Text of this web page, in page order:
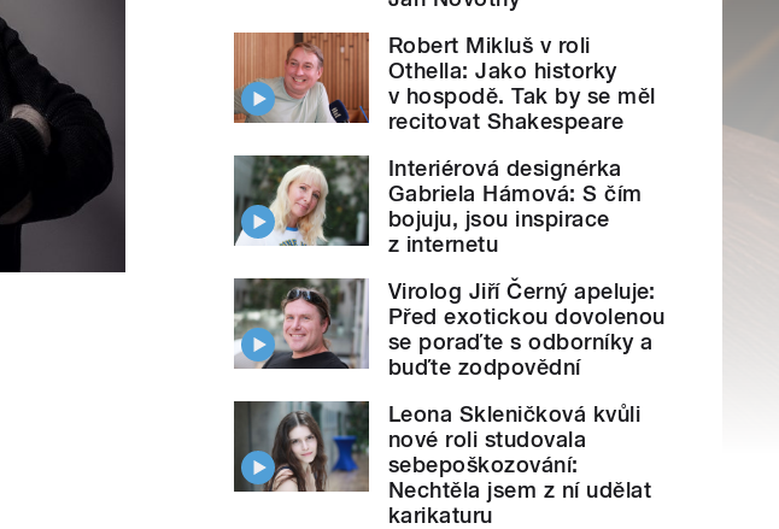
Robert Mikluš v roli
Othella: Jako historky
v hospodě. Tak by se měl
recitovat Shakespeare
Interiérová designérka
Gabriela Hámová: S čím
bojuju, jsou inspirace
z internetu
Virolog Jiří Černý apeluje:
Před exotickou dovolenou
se poraďte s odborníky a
buďte zodpovědní
Leona Skleničková kvůli
nové roli studovala
sebepoškozování:
Nechtěla jsem z ní udělat
karikaturu